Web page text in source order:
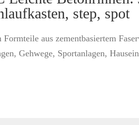
step, spot
aus zementbasiertem
Gehwege, Sportanlagen,